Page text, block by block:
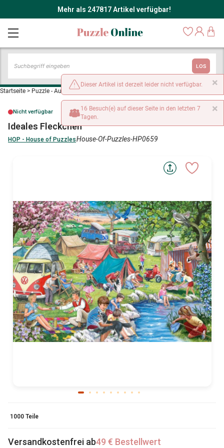
Mehr als 247817 Artikel verfügbar!
LOS
Startseite > Puzzle - Auf dem Land
Nicht verfügbar
Ideales Fleckchen
HOP - House of PuzzlesHouse-Of-Puzzles-HP0659
1000 Teile
Versandkostenfrei ab49 € Bestellwert
×
Dieser Artikel ist derzeit leider nicht verfügbar.
×
16 Besuch(e) auf dieser Seite in den letzten 7
Tagen.